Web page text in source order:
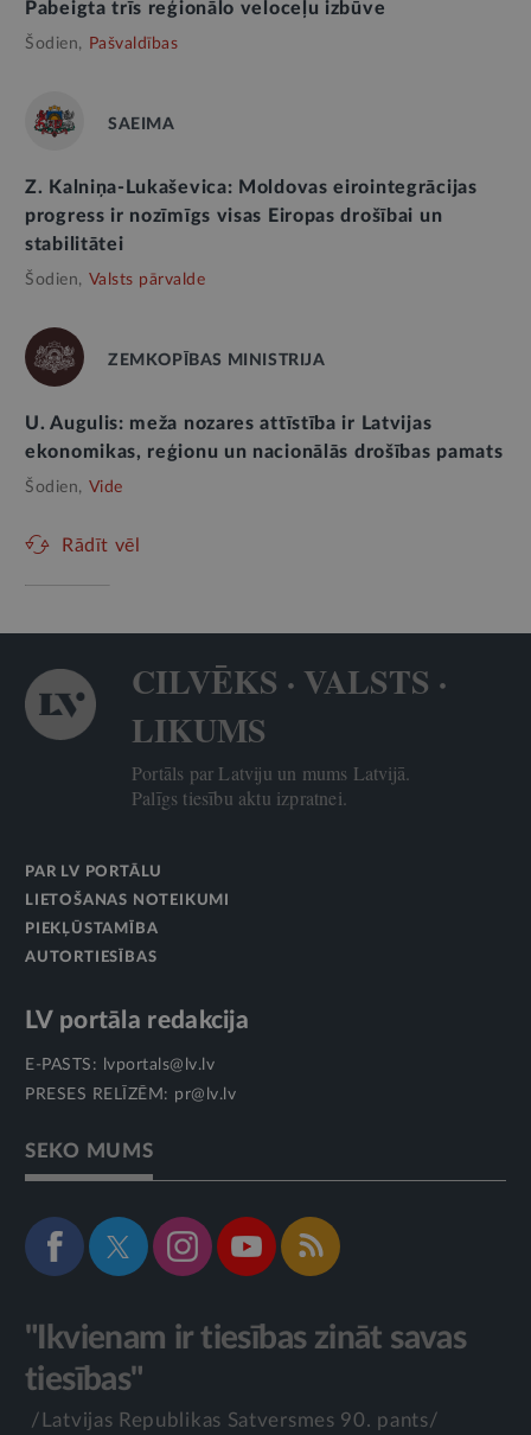
Pabeigta trīs reģionālo veloceļu izbūve
Šodien, Pašvaldības
SAEIMA
Z. Kalniņa-Lukaševica: Moldovas eirointegrācijas
progress ir nozīmīgs visas Eiropas drošībai un
stabilitātei
Šodien, Valsts pārvalde
ZEMKOPĪBAS MINISTRIJA
U. Augulis: meža nozares attīstība ir Latvijas
ekonomikas, reģionu un nacionālās drošības pamats
Šodien, Vide
Rādīt vēl
CILVĒKS · VALSTS ·
LIKUMS
Portāls par Latviju un mums Latvijā.
Palīgs tiesību aktu izpratnei.
PAR LV PORTĀLU
LIETOŠANAS NOTEIKUMI
PIEKĻŪSTAMĪBA
AUTORTIESĪBAS
LV portāla redakcija
E-PASTS:
lvportals@lv.lv
PRESES RELĪZĒM: pr@lv.lv
SEKO MUMS
"Ikvienam ir tiesības zināt savas
tiesības"
/Latvijas Republikas Satversmes 90. pants/